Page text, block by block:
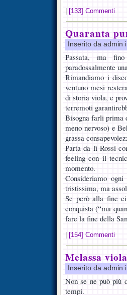
[133] Commenti
Quaranta
Inserito da
Passata, ma
paradossalmente
Rimandiamo i
ventuno mesi
di storia viola, e
terremoti
Bisogna farli prima
meno nervoso) e
grassa
Parta da lì Rossi
feeling con il
momento.
Consideriamo
tristissima, ma
Se però alla fine
conquista (“ma
fare la fine della
[154] Commenti
Melassa viola
Inserito da
Non se ne può più
tempi.